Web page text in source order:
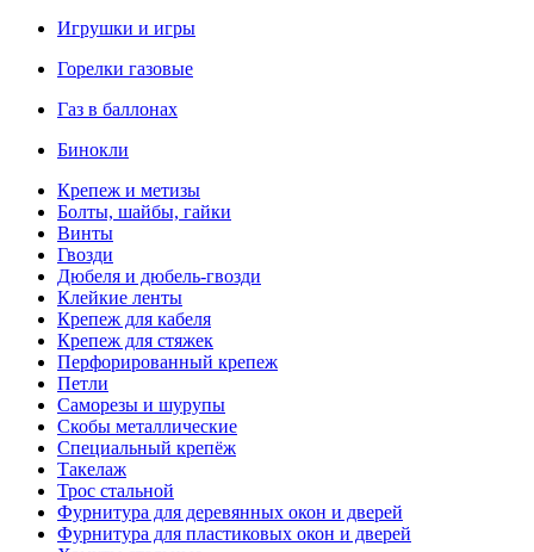
Игрушки и игры
Горелки газовые
Газ в баллонах
Бинокли
Крепеж и метизы
Болты, шайбы, гайки
Винты
Гвозди
Дюбеля и дюбель-гвозди
Клейкие ленты
Крепеж для кабеля
Крепеж для стяжек
Перфорированный крепеж
Петли
Саморезы и шурупы
Скобы металлические
Специальный крепёж
Такелаж
Трос стальной
Фурнитура для деревянных окон и дверей
Фурнитура для пластиковых окон и дверей